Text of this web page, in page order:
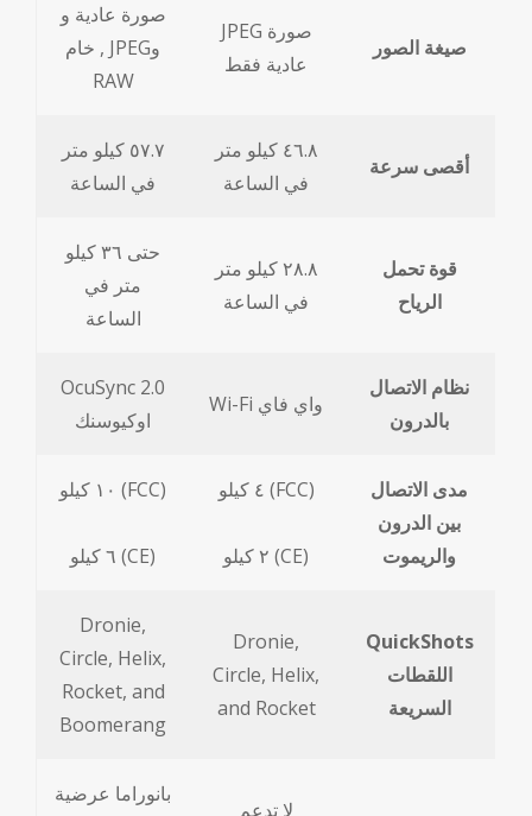
صورة عادية و
خام , JPEGو
RAW
JPEG صورة
عادية فقط
صيغة الصور
٥٧.٧ كيلو متر
في الساعة
٤٦.٨ كيلو متر
في الساعة
أقصى سرعة
حتى ٣٦ كيلو
متر في
الساعة
٢٨.٨ كيلو متر
في الساعة
قوة تحمل
الرياح
OcuSync 2.0
اوكيوسنك
Wi-Fi واي فاي
نظام الاتصال
بالدرون
١٠ كيلو (FCC)
٦ كيلو (CE)
٤ كيلو (FCC)
٢ كيلو (CE)
مدى الاتصال
بين الدرون
والريموت
Dronie,
Circle, Helix,
Rocket, and
Boomerang
Dronie,
Circle, Helix,
and Rocket
QuickShots
اللقطات
السريعة
بانوراما عرضية
لا تدعم